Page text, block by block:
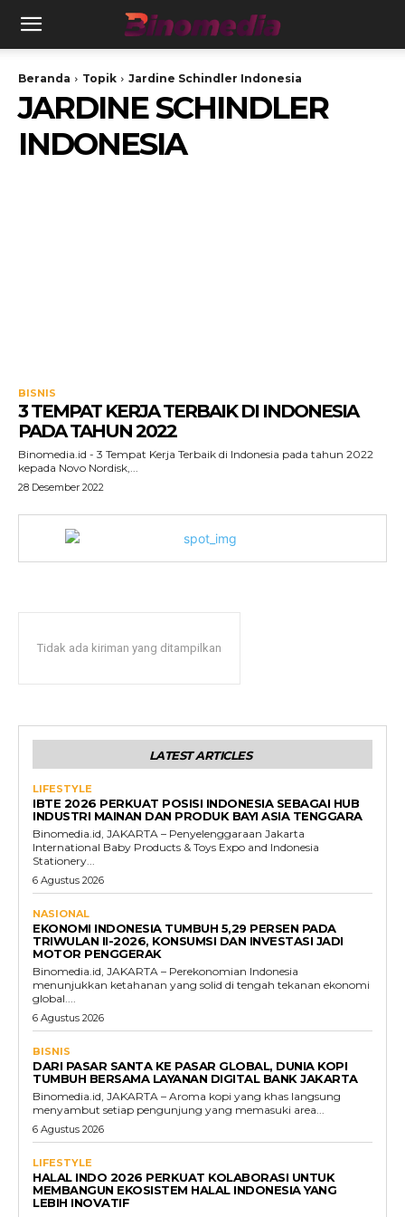
Beranda Topik Jardine Schindler Indonesia
JARDINE SCHINDLER
INDONESIA
BISNIS
3 TEMPAT KERJA TERBAIK DI INDONESIA
PADA TAHUN 2022
Binomedia.id - 3 Tempat Kerja Terbaik di Indonesia pada tahun 2022
kepada Novo Nordisk,...
28 Desember 2022
Tidak ada kiriman yang ditampilkan
LATEST ARTICLES
LIFESTYLE
IBTE 2026 PERKUAT POSISI INDONESIA SEBAGAI HUB
INDUSTRI MAINAN DAN PRODUK BAYI ASIA TENGGARA
Binomedia.id, JAKARTA – Penyelenggaraan Jakarta
International Baby Products & Toys Expo and Indonesia
Stationery...
6 Agustus 2026
NASIONAL
EKONOMI INDONESIA TUMBUH 5,29 PERSEN PADA
TRIWULAN II-2026, KONSUMSI DAN INVESTASI JADI
MOTOR PENGGERAK
Binomedia.id, JAKARTA – Perekonomian Indonesia
menunjukkan ketahanan yang solid di tengah tekanan ekonomi
global....
6 Agustus 2026
BISNIS
DARI PASAR SANTA KE PASAR GLOBAL, DUNIA KOPI
TUMBUH BERSAMA LAYANAN DIGITAL BANK JAKARTA
Binomedia.id, JAKARTA – Aroma kopi yang khas langsung
menyambut setiap pengunjung yang memasuki area...
6 Agustus 2026
LIFESTYLE
HALAL INDO 2026 PERKUAT KOLABORASI UNTUK
MEMBANGUN EKOSISTEM HALAL INDONESIA YANG
LEBIH INOVATIF